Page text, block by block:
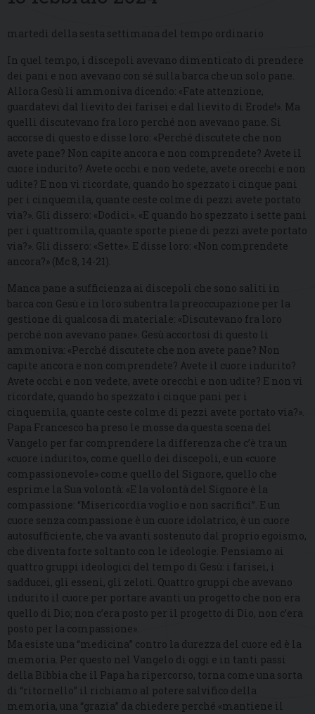
martedì della sesta settimana del tempo ordinario
In quel tempo, i discepoli avevano dimenticato di prendere
dei pani e non avevano con sé sulla barca che un solo pane.
Allora Gesù li ammoniva dicendo: «Fate attenzione,
guardatevi dal lievito dei farisei e dal lievito di Erode!». Ma
quelli discutevano fra loro perché non avevano pane. Si
accorse di questo e disse loro: «Perché discutete che non
avete pane? Non capite ancora e non comprendete? Avete il
cuore indurito? Avete occhi e non vedete, avete orecchi e non
udite? E non vi ricordate, quando ho spezzato i cinque pani
per i cinquemila, quante ceste colme di pezzi avete portato
via?». Gli dissero: «Dodici». «E quando ho spezzato i sette pani
per i quattromila, quante sporte piene di pezzi avete portato
via?». Gli dissero: «Sette». E disse loro: «Non comprendete
ancora?» (Mc 8, 14-21).
Manca pane a sufficienza ai discepoli che sono saliti in
barca con Gesù e in loro subentra la preoccupazione per la
gestione di qualcosa di materiale: «Discutevano fra loro
perché non avevano pane». Gesù accortosi di questo li
ammoniva: «Perché discutete che non avete pane? Non
capite ancora e non comprendete? Avete il cuore indurito?
Avete occhi e non vedete, avete orecchi e non udite? E non vi
ricordate, quando ho spezzato i cinque pani per i
cinquemila, quante ceste colme di pezzi avete portato via?».
Papa Francesco ha preso le mosse da questa scena del
Vangelo per far comprendere la differenza che c’è tra un
«cuore indurito», come quello dei discepoli, e un «cuore
compassionevole» come quello del Signore, quello che
esprime la Sua volontà: «E la volontà del Signore è la
compassione: “Misericordia voglio e non sacrifici”. E un
cuore senza compassione è un cuore idolatrico, è un cuore
autosufficiente, che va avanti sostenuto dal proprio egoismo,
che diventa forte soltanto con le ideologie. Pensiamo ai
quattro gruppi ideologici del tempo di Gesù: i farisei, i
sadducei, gli esseni, gli zeloti. Quattro gruppi che avevano
indurito il cuore per portare avanti un progetto che non era
quello di Dio; non c’era posto per il progetto di Dio, non c’era
posto per la compassione».
Ma esiste una “medicina” contro la durezza del cuore ed è la
memoria. Per questo nel Vangelo di oggi e in tanti passi
della Bibbia che il Papa ha ripercorso, torna come una sorta
di “ritornello” il richiamo al potere salvifico della
memoria, una “grazia” da chiedere perché «mantiene il